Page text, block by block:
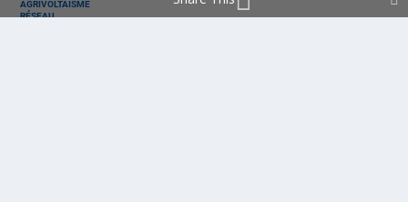
AGRIVOLTAÏSME
RÉSEAU